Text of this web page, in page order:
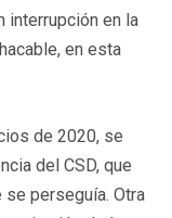
interrupción en la
en esta
de 2020, se
del CSD, que
perseguía. Otra